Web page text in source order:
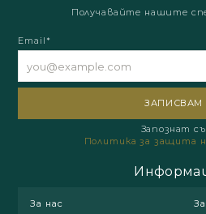
Получавайте нашите
Email*
Запознат
Политика за защита
За нас